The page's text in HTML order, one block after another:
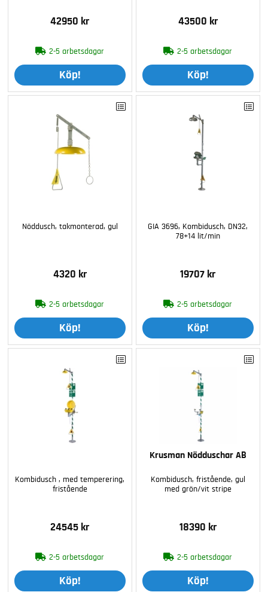
42950 kr
2-5 arbetsdagar
Köp!
43500 kr
2-5 arbetsdagar
Köp!
Nöddusch, takmonterad, gul
4320 kr
2-5 arbetsdagar
Köp!
GIA 3696, Kombidusch, DN32,
78+14 lit/min
19707 kr
2-5 arbetsdagar
Köp!
Kombidusch , med temperering,
fristående
24545 kr
2-5 arbetsdagar
Köp!
Krusman Nödduschar AB
Kombidusch, fristående, gul
med grön/vit stripe
18390 kr
2-5 arbetsdagar
Köp!